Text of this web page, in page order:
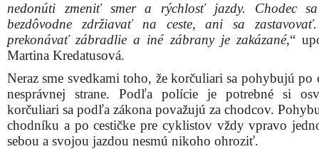
nedonúti zmeniť smer a rýchlosť jazdy. Chodec sa
bezdôvodne zdržiavať na ceste, ani sa
prekonávať zábradlie a iné zábrany je zakázané,“
Martina Kredatusová.
Neraz sme svedkami toho, že korčuliari sa pohybujú po
nesprávnej strane. Podľa polície je potrebné si
korčuliari sa podľa zákona považujú za chodcov.
chodníku a po cestičke pre cyklistov vždy vpravo
sebou a svojou jazdou nesmú nikoho ohroziť.